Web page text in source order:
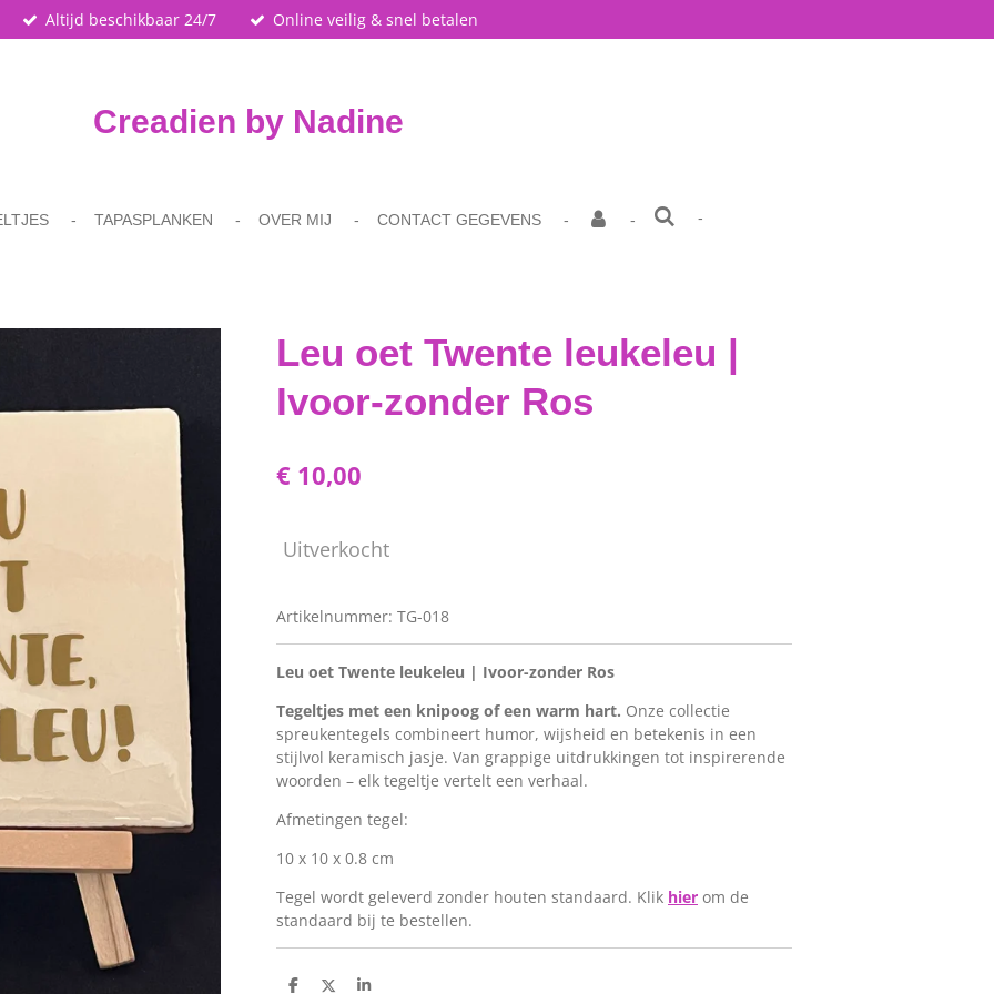
Altijd beschikbaar 24/7 Online veilig & snel betalen
Creadien by Nadine
TAPASPLANKEN OVER MIJ CONTACT GEGEVENS
Leu oet Twente leukeleu |
Ivoor-zonder Ros
€ 10,00
Uitverkocht
Artikelnummer: TG-018
Leu oet Twente leukeleu | Ivoor-zonder Ros
Tegeltjes met een knipoog of een warm hart. Onze collectie
spreukentegels combineert humor, wijsheid en betekenis in een
stijlvol keramisch jasje. Van grappige uitdrukkingen tot inspirerende
woorden – elk tegeltje vertelt een verhaal.
Afmetingen tegel:
10 x 10 x 0.8 cm
Tegel wordt geleverd zonder houten standaard. Klik hier om de
standaard bij te bestellen.